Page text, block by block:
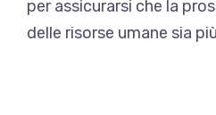
per assicurarsi che la
delle risorse umane sia